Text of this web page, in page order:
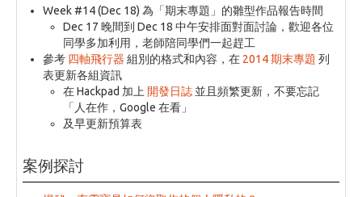
刪除本頁
登入 / 註冊帳號
Week #14 (Dec 18) 為「期末專題」的雛型作品報告時間
Dec 17 晚間到 Dec 18 中午安排面對面討論，歡迎各位
同學多加利用，老師陪同學們一起趕工
參考 四軸飛行器 組別的格式和內容，在 2014 期末專題 列
表更新各組資訊
在 Hackpad 加上 開發日誌 並且頻繁更新，不要忘記
「人在作，Google 在看」
及早更新預算表
案例探討